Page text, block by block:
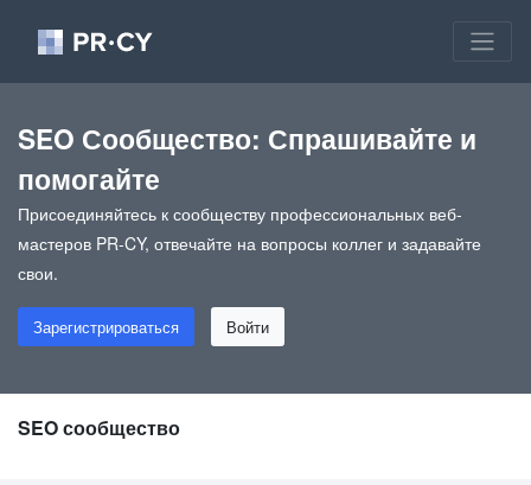
SEO Сообщество: Спрашивайте и
помогайте
Присоединяйтесь к сообществу профессиональных веб-
мастеров PR-CY, отвечайте на вопросы коллег и задавайте
свои.
Зарегистрироваться Войти
SEO сообщество